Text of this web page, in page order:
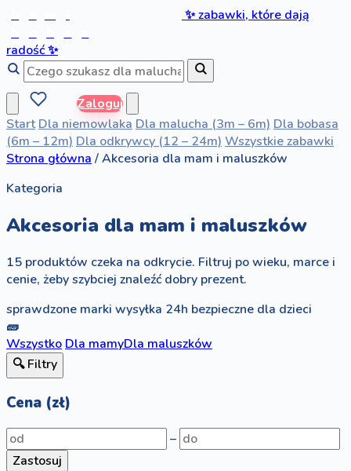
✨zabawki, które dają
radość✨
Zaloguj
Start Dla niemowlaka Dla malucha (3m – 6m) Dla bobasa
(6m – 12m) Dla odkrywcy (12 – 24m) Wszystkie zabawki
Strona główna /Akcesoria dla mam i maluszków
Kategoria
Akcesoria dla mam i maluszków
15 produktów czeka na odkrycie. Filtruj po wieku, marce i
cenie, żeby szybciej znaleźć dobry prezent.
sprawdzone marki wysyłka 24h bezpieczne dla dzieci
🧱
Wszystko Dla mamyDla maluszków
🔍 Filtry
Cena (zł)
–
Zastosuj